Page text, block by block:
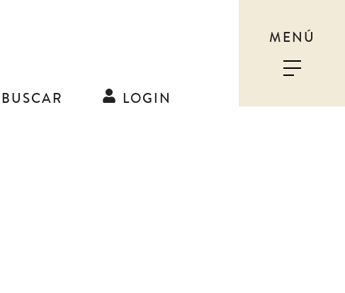
MENÚ
BUSCAR LOGIN